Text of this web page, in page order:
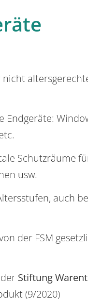
Schutzräume
usw.
auch
der FSM
Stiftung
(9/2020)